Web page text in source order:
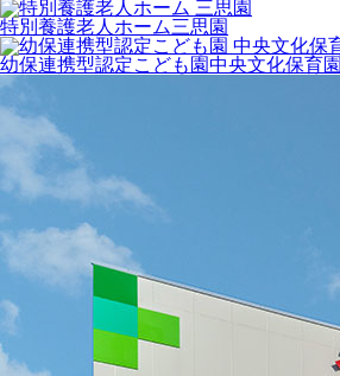
特別養護老人ホーム三思園
幼保連携型認定こども園中央文化保育園